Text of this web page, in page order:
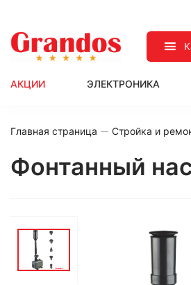
АКЦИИ ЭЛЕКТРОНИКА
Главная страница Стройка и
Фонтанный